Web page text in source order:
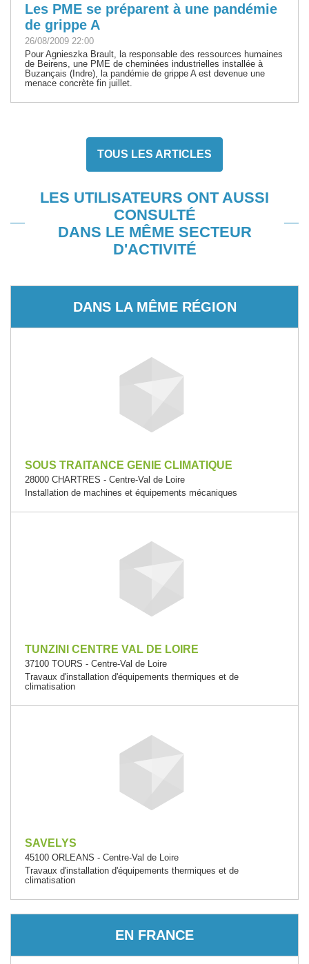
Les PME se préparent à une pandémie
de grippe A
26/08/2009 22:00
Pour Agnieszka Brault, la responsable des ressources humaines
de Beirens, une PME de cheminées industrielles installée à
Buzançais (Indre), la pandémie de grippe A est devenue une
menace concrète fin juillet.
TOUS LES ARTICLES
LES UTILISATEURS ONT AUSSI
CONSULTÉ
DANS LE MÊME SECTEUR
D'ACTIVITÉ
DANS LA MÊME RÉGION
SOUS TRAITANCE GENIE CLIMATIQUE
28000 CHARTRES - Centre-Val de Loire
Installation de machines et équipements mécaniques
TUNZINI CENTRE VAL DE LOIRE
37100 TOURS - Centre-Val de Loire
Travaux d'installation d'équipements thermiques et de
climatisation
SAVELYS
45100 ORLEANS - Centre-Val de Loire
Travaux d'installation d'équipements thermiques et de
climatisation
EN FRANCE